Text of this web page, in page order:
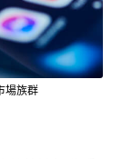
場族群